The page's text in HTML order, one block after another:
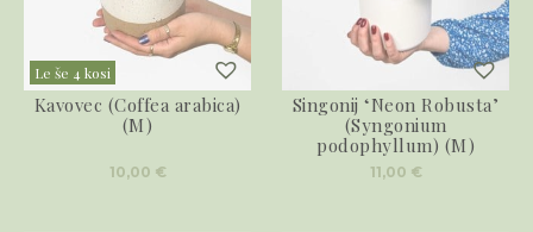
Le še 4 kosi
Kavovec (Coffea arabica)
(M)
10,00 €
Singonij ‘Neon Robusta’
(Syngonium
podophyllum) (M)
11,00 €